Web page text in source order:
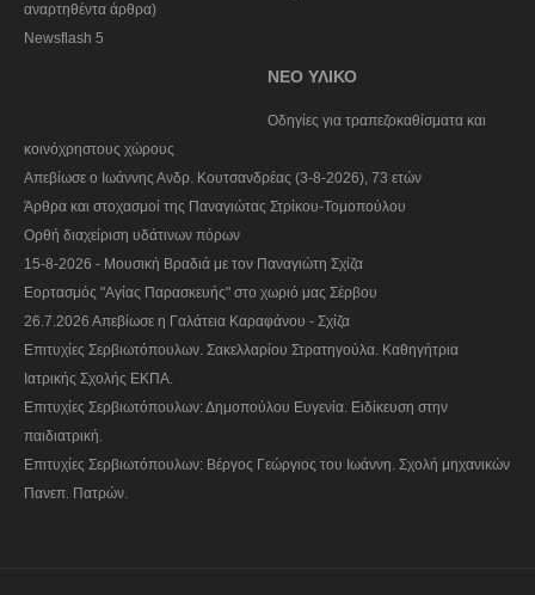
αναρτηθέντα άρθρα)
Newsflash 5
ΝΕΟ ΥΛΙΚΟ
Οδηγίες για τραπεζοκαθίσματα και
κοινόχρηστους χώρους
Απεβίωσε ο Ιωάννης Ανδρ. Κουτσανδρέας (3-8-2026), 73 ετών
Άρθρα και στοχασμοί της Παναγιώτας Στρίκου-Τομοπούλου
Ορθή διαχείριση υδάτινων πόρων
15-8-2026 - Μουσική Βραδιά με τον Παναγιώτη Σχίζα
Εορτασμός "Αγίας Παρασκευής" στο χωριό μας Σέρβου
26.7.2026 Απεβίωσε η Γαλάτεια Καραφάνου - Σχίζα
Επιτυχίες Σερβιωτόπουλων. Σακελλαρίου Στρατηγούλα. Καθηγήτρια
Ιατρικής Σχολής ΕΚΠΑ.
Επιτυχίες Σερβιωτόπουλων: Δημοπούλου Ευγενία. Ειδίκευση στην
παιδιατρική.
Επιτυχίες Σερβιωτόπουλων: Βέργος Γεώργιος του Ιωάννη. Σχολή μηχανικών
Πανεπ. Πατρών.